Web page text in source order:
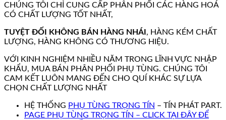
CHÚNG TÔI CHỈ CUNG CẤP PHÂN PHỐI CÁC HÀNG HOÁ
CÓ CHẤT LƯỢNG TỐT NHẤT,
TUYỆT ĐỐI KHÔNG BÁN HÀNG NHÁI , HÀNG KÉM CHẤT
LƯỢNG, HÀNG KHÔNG CÓ THƯƠNG HIỆU.
VỚI KINH NGHIỆM NHIỀU NĂM TRONG LĨNH VỰC NHẬP
KHẨU, MUA BÁN PHÂN PHỐI PHỤ TÙNG. CHÚNG TÔI
CAM KẾT LUÔN MANG ĐẾN CHO QUÍ KHÁC SỰ LỰA
CHỌN CHẤT LƯỢNG NHẤT
HỆ THỐNG PHỤ TÙNG TRỌNG TÍN – TÍN PHÁT PART.
PAGE PHỤ TÙNG TRỌNG TÍN – CLICK TẠI ĐÂY ĐỂ